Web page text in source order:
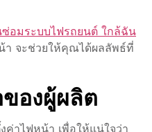
ซ่อมระบบไฟรถยนต์ ใกล้ฉัน
า จะช่วยให้คุณได้ผลลัพธ์ที่
องผู้ผลิต
ค่าไฟหน้า เพื่อให้แน่ใจว่า